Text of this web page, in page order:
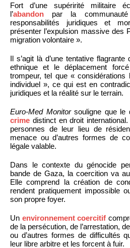
Fort d’une supéririté militaire
l’abandon par la
responsabilités juridiques et
présenter l’expulsion massive des
migration volontaire ».
Il s’agit là d’une tentative
ethnique et le déplacement
trompeur, tel que «
individuel », ce qui est en
juridiques et la réalité sur le terrain.
Euro-Med Monitorsouligne que le
crime distinct en droit
personnes de leur lieu de
menace ou d’autres formes de
légale valable.
Dans le contexte du génocide
bande de Gaza, la coercition va
Elle comprend la création de
rendent pratiquement impossible
son propre foyer.
Un environnement coercitif
de la persécution, de l’arrestation,
ou d’autres formes de difficultés
leur libre arbitre et les forcent à fuir.